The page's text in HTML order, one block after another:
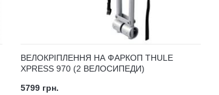
ВЕЛОКРІПЛЕННЯ НА ФАРКОП THULE
XPRESS 970 (2 ВЕЛОСИПЕДИ)
5799 грн.